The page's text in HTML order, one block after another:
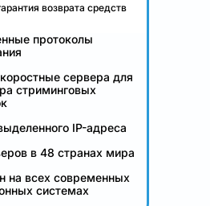
возврата средств
протоколы
сервера для
стриминговых
IP-адреса
в 48 странах мира
на всех современных
системах